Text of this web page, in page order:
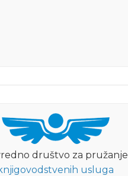
društvo za pružanje
usluga